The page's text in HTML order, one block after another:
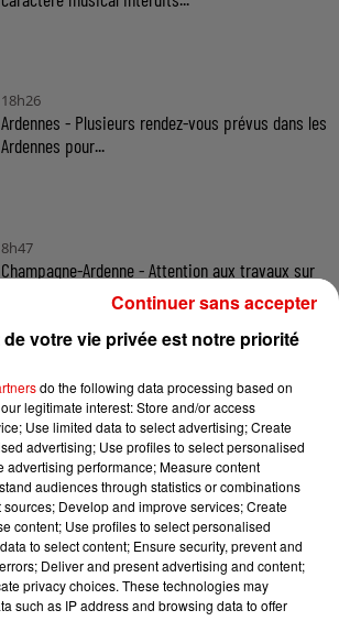
18h26
Ardennes - Plusieurs rendez-vous prévus dans les
Ardennes pour...
8h47
Champagne-Ardenne - Attention aux travaux sur
l'A34 et la RN51 dans...
5 août 2026
Ardennes - 4 personnes transportées à l'hôpital
après une collision...
votre vie privée est notre priorité
do the following data processing based on
legitimate interest: Store and/or access
Use limited data to select advertising; Create
advertising; Use profiles to select personalised
advertising performance; Measure content
audiences through statistics or combinations
sources; Develop and improve services; Create
content; Use profiles to select personalised
to select content; Ensure security, prevent and
Deliver and present advertising and content;
privacy choices. These technologies may
such as IP address and browsing data to offer
Continuer sans accepter